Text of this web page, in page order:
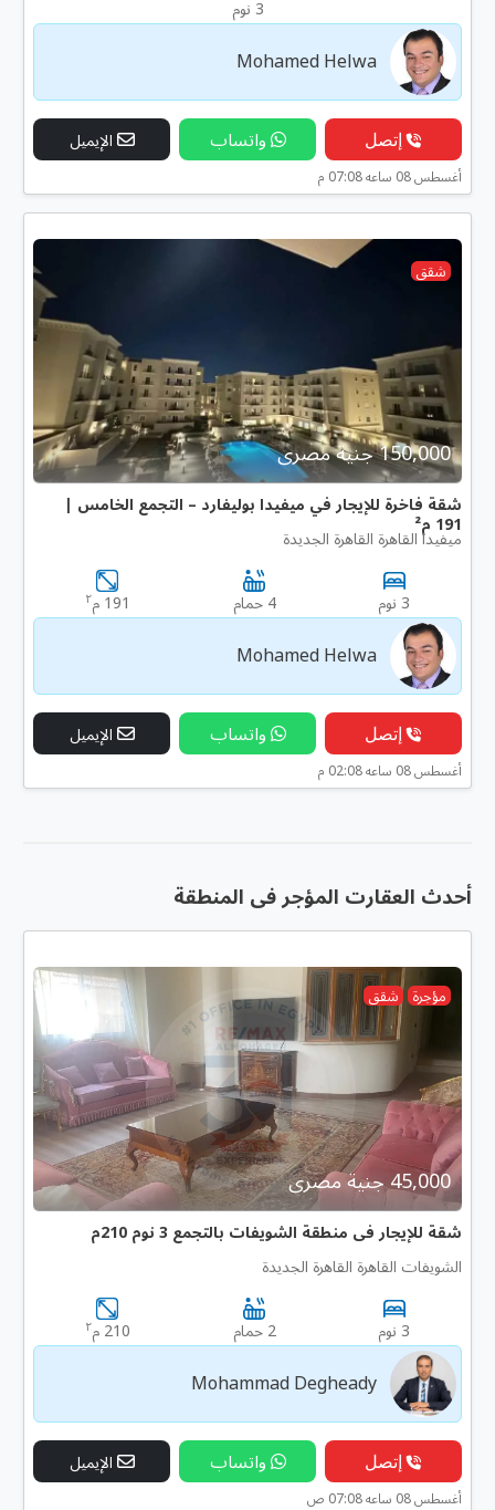
3 نوم
Mohamed Helwa
إتصل واتساب الإيميل
أغسطس 08 ساعه 07:08 م
شقق
150,000 جنية مصرى
شقة فاخرة للإيجار في ميفيدا بوليفارد – التجمع الخامس |
191 م²
ميفيدا القاهرة القاهرة الجديدة
3 نوم 4 حمام 191 م ٢
Mohamed Helwa
إتصل واتساب الإيميل
أغسطس 08 ساعه 02:08 م
أحدث العقارت المؤجر فى المنطقة
مؤجرة شقق
45,000 جنية مصرى
شقة للإيجار فى منطقة الشويفات بالتجمع 3 نوم 210م
الشويفات القاهرة القاهرة الجديدة
3 نوم 2 حمام 210 م ٢
Mohammad Degheady
إتصل واتساب الإيميل
أغسطس 08 ساعه 07:08 ص